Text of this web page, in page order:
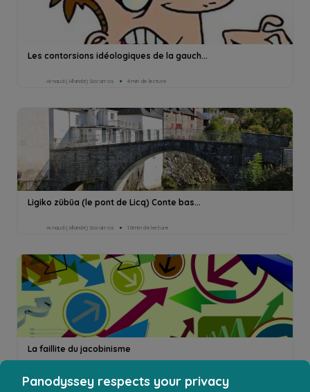
Les contorsions idéologiques de la gauch...
Arnaud (Allande) Socarros 4min de lecture
Ligiko zübüa (le pont de Licq) Conte bas...
Arnaud (Allande) Socarros 10min de lecture
La faillite du jacobinisme
Panodyssey respects your privacy